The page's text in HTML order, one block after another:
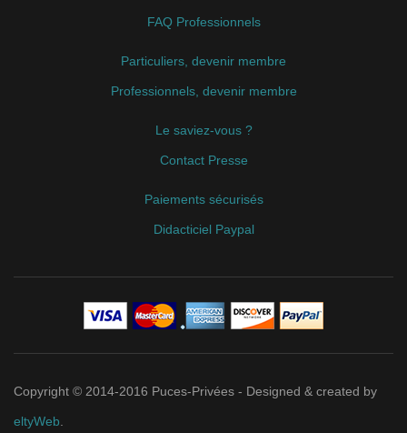
FAQ Professionnels
Particuliers, devenir membre
Professionnels, devenir membre
Le saviez-vous ?
Contact Presse
Paiements sécurisés
Didacticiel Paypal
Copyright © 2014-2016 Puces-Privées - Designed & created by
eltyWeb